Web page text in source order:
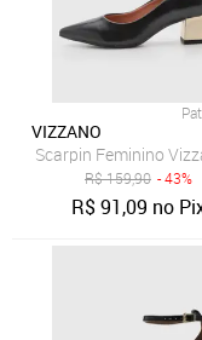
VIZZANO
Scarpin Feminino
R$159,90 - 43%
R$91,09 no